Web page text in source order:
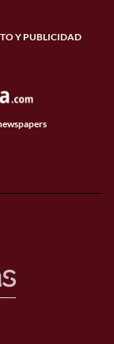
Y PUBLICIDAD
Discover